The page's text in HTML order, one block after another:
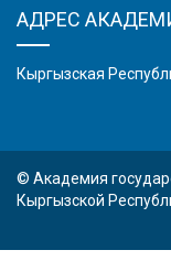
АДРЕС
Кыргызская
© Академия
Кыргызской